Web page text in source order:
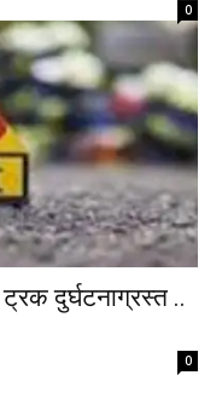
0
दुर्घटनाग्रस्त ..
0